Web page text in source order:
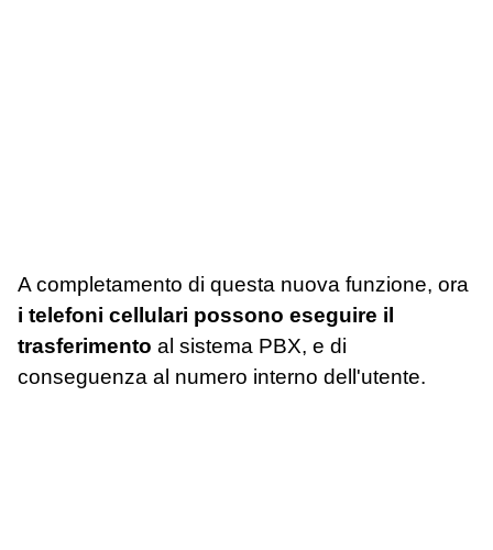
A completamento di questa nuova funzione, ora
i telefoni cellulari possono eseguire il
trasferimento al sistema PBX, e di
conseguenza al numero interno dell'utente.